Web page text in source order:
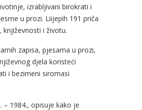
izrabljivani birokrati i
u prozi. Liijepih 191 priča
i životu.
zapisa, pjesama u prozi,
djela koristeći
i bezimeni siromasi
– 1984., opisuje kako je